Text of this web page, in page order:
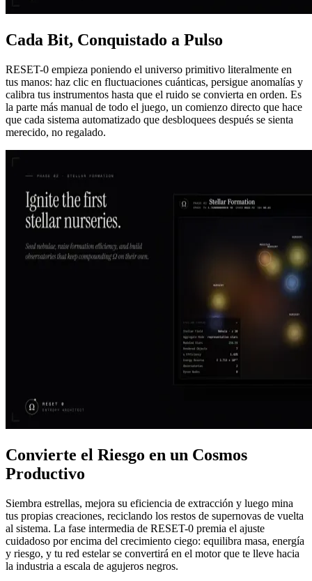
Cada Bit, Conquistado a Pulso
RESET-0 empieza poniendo el universo primitivo literalmente en
tus manos: haz clic en fluctuaciones cuánticas, persigue anomalías y
calibra tus instrumentos hasta que el ruido se convierta en orden. Es
la parte más manual de todo el juego, un comienzo directo que hace
que cada sistema automatizado que desbloquees después se sienta
merecido, no regalado.
Convierte el Riesgo en un Cosmos
Productivo
Siembra estrellas, mejora su eficiencia de extracción y luego mina
tus propias creaciones, reciclando los restos de supernovas de vuelta
al sistema. La fase intermedia de RESET-0 premia el ajuste
cuidadoso por encima del crecimiento ciego: equilibra masa, energía
y riesgo, y tu red estelar se convertirá en el motor que te lleve hacia
la industria a escala de agujeros negros.